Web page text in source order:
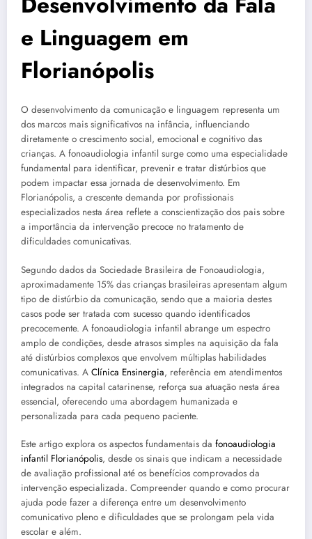
e Linguagem em
Florianópolis
O desenvolvimento da comunicação e linguagem representa um
dos marcos mais significativos na infância, influenciando
diretamente o crescimento social, emocional e cognitivo das
crianças. A fonoaudiologia infantil surge como uma especialidade
fundamental para identificar, prevenir e tratar distúrbios que
podem impactar essa jornada de desenvolvimento. Em
Florianópolis, a crescente demanda por profissionais
especializados nesta área reflete a conscientização dos pais sobre
a importância da intervenção precoce no tratamento de
dificuldades comunicativas.
Segundo dados da Sociedade Brasileira de Fonoaudiologia,
aproximadamente 15% das crianças brasileiras apresentam algum
tipo de distúrbio da comunicação, sendo que a maioria destes
casos pode ser tratada com sucesso quando identificados
precocemente. A fonoaudiologia infantil abrange um espectro
amplo de condições, desde atrasos simples na aquisição da fala
até distúrbios complexos que envolvem múltiplas habilidades
comunicativas. A Clínica Ensinergia, referência em atendimentos
integrados na capital catarinense, reforça sua atuação nesta área
essencial, oferecendo uma abordagem humanizada e
personalizada para cada pequeno paciente.
Este artigo explora os aspectos fundamentais da fonoaudiologia
infantil Florianópolis, desde os sinais que indicam a necessidade
de avaliação profissional até os benefícios comprovados da
intervenção especializada. Compreender quando e como procurar
ajuda pode fazer a diferença entre um desenvolvimento
comunicativo pleno e dificuldades que se prolongam pela vida
escolar e além.